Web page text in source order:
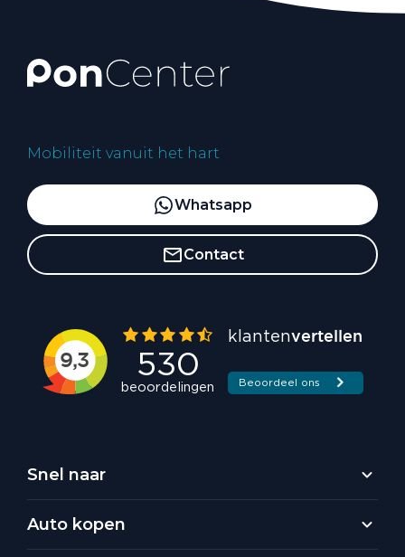
Mobiliteit vanuit het hart
Whatsapp
Contact
Snel naar
Auto kopen